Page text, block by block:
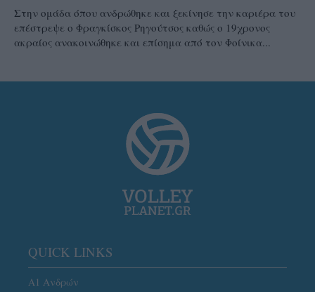
Στην ομάδα όπου ανδρώθηκε και ξεκίνησε την καριέρα του
επέστρεψε ο Φραγκίσκος Ρηγούτσος καθώς ο 19χρονος
ακραίος ανακοινώθηκε και επίσημα από τον Φοίνικα...
QUICK LINKS
Α1 Ανδρών